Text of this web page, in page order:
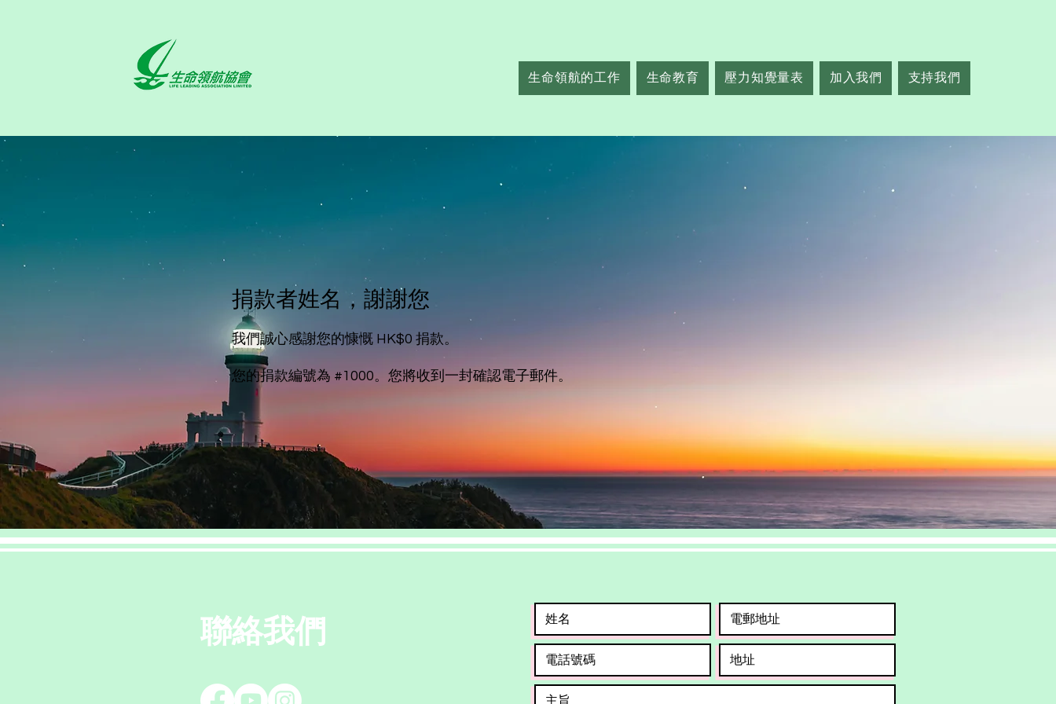
生命領航的工作 生命教育 壓力知覺量表 加入我們 支持我們
捐款者姓名，謝謝您
我們誠心感謝您的慷慨 HK$0 捐款。
您的捐款編號為 #1000。您將收到一封確認電子郵件。
聯絡我們